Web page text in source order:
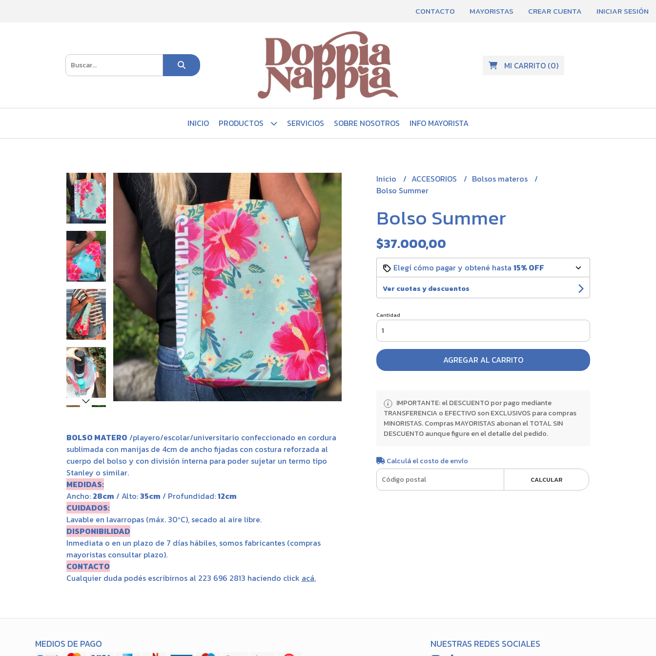
CONTACTO MAYORISTAS CREAR CUENTA INICIAR SESIÓN
MI CARRITO(0)
INICIO PRODUCTOS SERVICIOS SOBRE NOSOTROS INFO MAYORISTA
BOLSO MATERO /playero/escolar/universitario confeccionado en cordura
sublimada con manijas de 4cm de ancho fijadas con costura reforzada al
cuerpo del bolso y con división interna para poder sujetar un termo tipo
Stanley o similar.
MEDIDAS:
Ancho: 28cm / Alto:35cm / Profundidad:12cm
CUIDADOS:
Lavable en lavarropas (máx. 30ºC), secado al aire libre.
DISPONIBILIDAD
Inmediata o en un plazo de 7 días hábiles, somos fabricantes (compras
mayoristas consultar plazo).
CONTACTO
Cualquier duda podés escribirnos al 223 696 2813 haciendo click acá.
Inicio ACCESORIOS
Bolsos materos
Bolso Summer
Bolso Summer
$37.000,00
Elegí cómo pagar y obtené hasta 15% OFF
Ver cuotas y descuentos
Cantidad
AGREGAR AL CARRITO
IMPORTANTE: el DESCUENTO por pago mediante
TRANSFERENCIA o EFECTIVO son EXCLUSIVOS para compras
MINORISTAS. Compras MAYORISTAS abonan el TOTAL SIN
DESCUENTO aunque figure en el detalle del pedido.
Calculá el costo de envío
CALCULAR
MEDIOS DE PAGO NUESTRAS REDES SOCIALES